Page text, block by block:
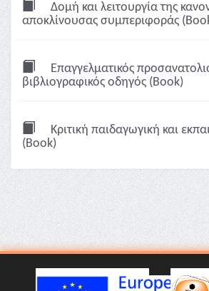
Δομή και λειτουργία της
αποκλίνουσας συμπεριφοράς
Επαγγελματικός
βιβλιογραφικός οδηγός (Book)
Κριτική παιδαγωγική και
(Book)